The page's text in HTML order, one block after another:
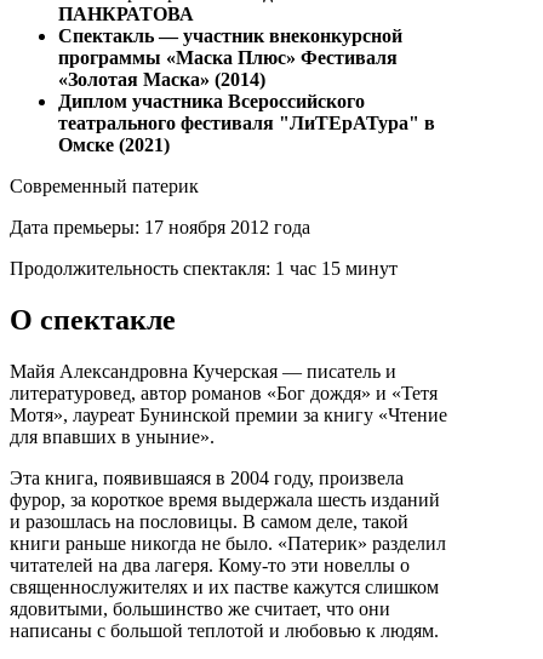
ПАНКРАТОВА
Спектакль — участник внеконкурсной
программы «Маска Плюс» Фестиваля
«Золотая Маска» (2014)
Диплом участника Всероссийского
театрального фестиваля "ЛиТЕрАТура" в
Омске (2021)
Cовременный патерик
Дата премьеры: 17 ноября 2012 года
Продолжительность спектакля: 1 час 15 минут
О спектакле
Майя Александровна Кучерская — писатель и
литературовед, автор романов «Бог дождя» и «Тетя
Мотя», лауреат Бунинской премии за книгу «Чтение
для впавших в уныние».
Эта книга, появившаяся в 2004 году, произвела
фурор, за короткое время выдержала шесть изданий
и разошлась на пословицы. В самом деле, такой
книги раньше никогда не было. «Патерик» разделил
читателей на два лагеря. Кому-то эти новеллы о
священнослужителях и их пастве кажутся слишком
ядовитыми, большинство же считает, что они
написаны с большой теплотой и любовью к людям.